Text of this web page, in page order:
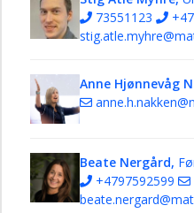
73551123
Anne Hjønnevåg
Beate Nergård,
+4797592599